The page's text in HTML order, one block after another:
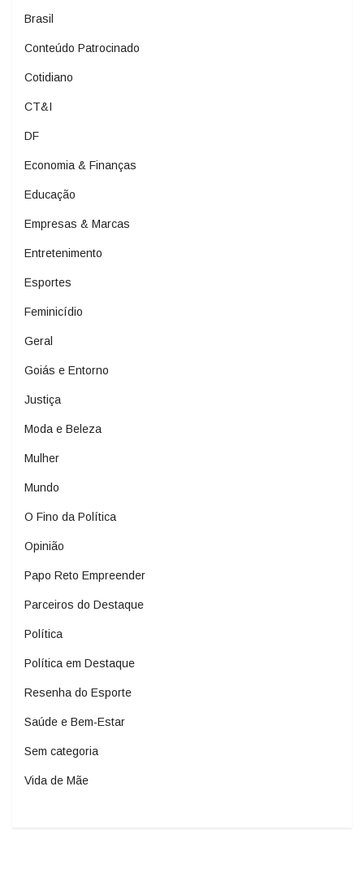
Brasil
Conteúdo Patrocinado
Cotidiano
CT&I
DF
Economia & Finanças
Educação
Empresas & Marcas
Entretenimento
Esportes
Feminicídio
Geral
Goiás e Entorno
Justiça
Moda e Beleza
Mulher
Mundo
O Fino da Política
Opinião
Papo Reto Empreender
Parceiros do Destaque
Política
Política em Destaque
Resenha do Esporte
Saúde e Bem-Estar
Sem categoria
Vida de Mãe